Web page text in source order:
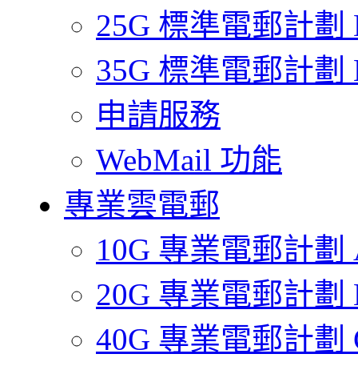
25G 標準電郵計劃
35G 標準電郵計劃
申請服務
WebMail 功能
專業雲電郵
10G 專業電郵計劃
20G 專業電郵計劃
40G 專業電郵計劃